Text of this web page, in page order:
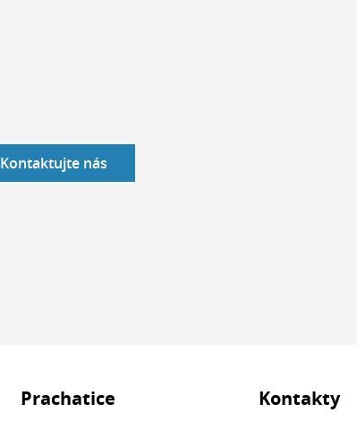
Kontaktujte nás
Prachatice Kontakty